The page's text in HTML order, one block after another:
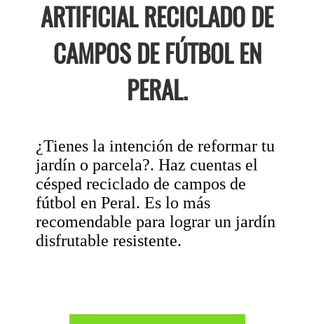
ARTIFICIAL RECICLADO DE
CAMPOS DE FÚTBOL EN
PERAL.
¿Tienes la intención de reformar tu
jardín o parcela?. Haz cuentas el
césped reciclado de campos de
fútbol en Peral. Es lo más
recomendable para lograr un jardín
disfrutable resistente.